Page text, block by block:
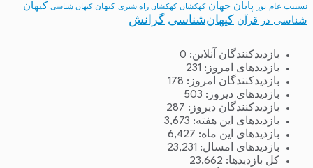
نسبیت عام نور پایان جهان کهکشان کهکشان راه شیری کیهان کیهان شناسی
کیهان
شناسی در قرآن
کیهان‌شناسی گرانش
بازدیدکنندگان آنلاین: 0
بازدیدهای امروز: 231
بازدیدکنندگان امروز: 178
بازدیدهای دیروز: 503
بازدیدکنندگان دیروز: 287
بازدیدهای این هفته: 3,673
بازدیدهای این ماه: 6,427
بازدیدهای امسال: 23,231
کل بازدیدها: 23,662